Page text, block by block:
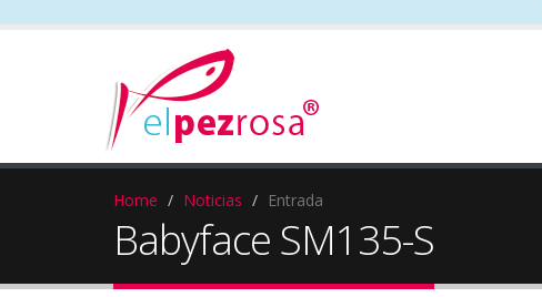
Home Noticias Entrada
Babyface SM135-S